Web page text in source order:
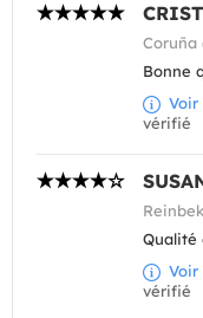
Coruña
Bonne
Voir
vérifié
Qualité
Voir
vérifié